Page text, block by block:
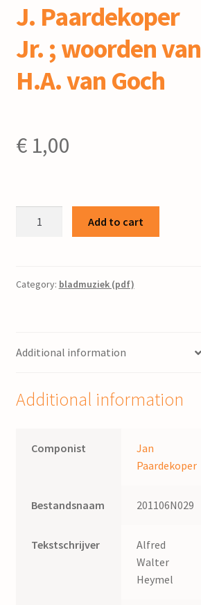
J. Paardekoper
Jr. ; woorden van
H.A. van Goch
€1,00
gemengd
Paardekoper
woorden
Add to cart
Category: bladmuziek (pdf)
Additional information
Additional information
Componist
Jan
Paardekoper
Bestandsnaam 201106N029
Tekstschrijver
Alfred
Walter
Heymel